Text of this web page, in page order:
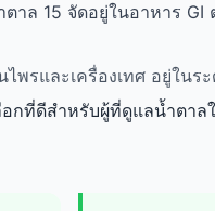
าล 15 จัดอยู่ในอาหาร GI
ไพรและเครื่องเทศ อยู่ใน
อกที่ดีสำหรับผู้ที่ดูแลน้ำตา